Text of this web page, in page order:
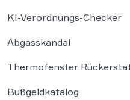
KI-Verordnungs-Checker
Abgasskandal
Thermofenster
Bußgeldkatalog